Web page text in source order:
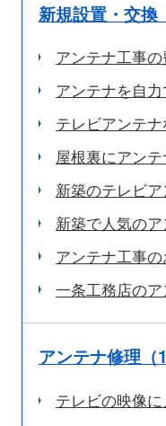
新規設置・交換
アンテナ工事
アンテナを自
テレビアンテ
屋根裏にアン
新築のテレビ
新築で人気の
アンテナ工事
一条工務店の
アンテナ修理（
テレビの映像